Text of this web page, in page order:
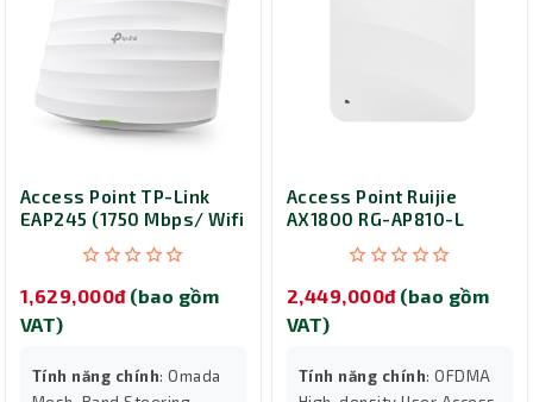
Access Point TP-Link
EAP245 (1750 Mbps/ Wifi
1,629,000đ (bao gồm
VAT)
Tính năng chính: Omada
Access Point Ruijie
AX1800 RG-AP810-L
2,449,000đ (bao gồm
VAT)
Tính năng chính: OFDMA